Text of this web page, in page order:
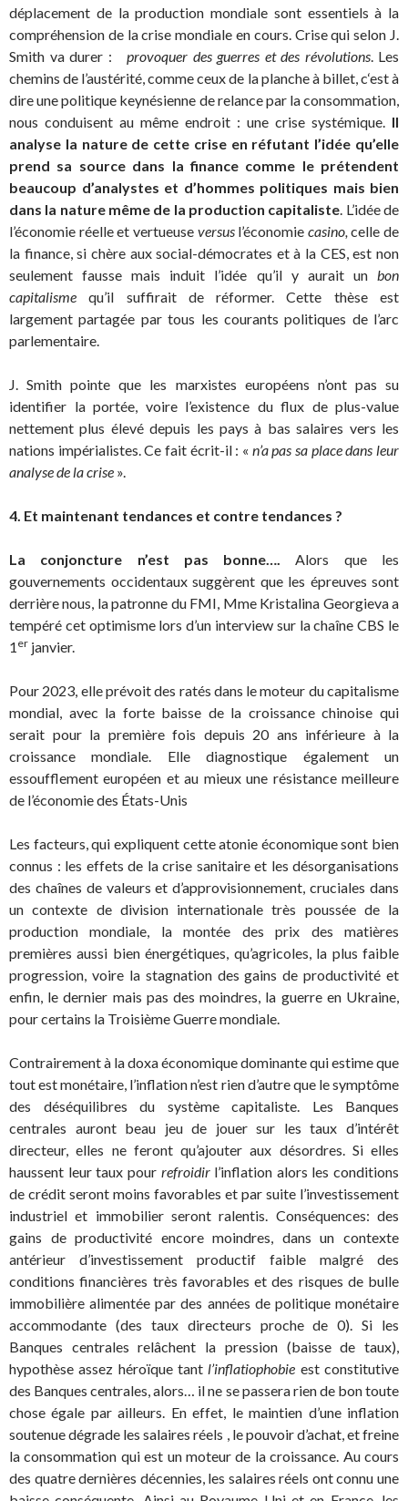
déplacement de la production mondiale sont essentiels à la
compréhension de la crise mondiale en cours. Crise qui selon J.
Smith va durer : provoquer des guerres et des révolutions. Les
chemins de l’austérité, comme ceux de la planche à billet, c‘est à
dire une politique keynésienne de relance par la consommation,
nous conduisent au même endroit : une crise systémique. Il
analyse la nature de cette crise en réfutant l’idée qu’elle
prend sa source dans la finance comme le prétendent
beaucoup d’analystes et d’hommes politiques mais bien
dans la nature même de la production capitaliste . L’idée de
l’économie réelle et vertueuse versusl’économie casino,celle de
la finance, si chère aux social-démocrates et à la CES, est non
seulement fausse mais induit l’idée qu’il y aurait un bon
capitalisme qu’il suffirait de réformer. Cette thèse est
largement partagée par tous les courants politiques de l’arc
parlementaire.
J. Smith pointe que les marxistes européens n’ont pas su
identifier la portée, voire l’existence du flux de plus-value
nettement plus élevé depuis les pays à bas salaires vers les
nations impérialistes. Ce fait écrit-il : « n’a pas sa place dans leur
analyse de la crise ».
4. Et maintenant tendances et contre tendances ?
La conjoncture n’est pas bonne…. Alors que les
gouvernements occidentaux suggèrent que les épreuves sont
derrière nous, la patronne du FMI, Mme Kristalina Georgieva a
tempéré cet optimisme lors d’un interview sur la chaîne CBS le
1 er janvier.
Pour 2023, elle prévoit des ratés dans le moteur du capitalisme
mondial, avec la forte baisse de la croissance chinoise qui
serait pour la première fois depuis 20 ans inférieure à la
croissance mondiale. Elle diagnostique également un
essoufflement européen et au mieux une résistance meilleure
de l’économie des États-Unis
Les facteurs, qui expliquent cette atonie économique sont bien
connus : les effets de la crise sanitaire et les désorganisations
des chaînes de valeurs et d’approvisionnement, cruciales dans
un contexte de division internationale très poussée de la
production mondiale, la montée des prix des matières
premières aussi bien énergétiques, qu’agricoles, la plus faible
progression, voire la stagnation des gains de productivité et
enfin, le dernier mais pas des moindres, la guerre en Ukraine,
pour certains la Troisième Guerre mondiale.
Contrairement à la doxa économique dominante qui estime que
tout est monétaire, l’inflation n’est rien d’autre que le symptôme
des déséquilibres du système capitaliste. Les Banques
centrales auront beau jeu de jouer sur les taux d’intérêt
directeur, elles ne feront qu’ajouter aux désordres. Si elles
haussent leur taux pour refroidir l’inflation alors les conditions
de crédit seront moins favorables et par suite l’investissement
industriel et immobilier seront ralentis. Conséquences: des
gains de productivité encore moindres, dans un contexte
antérieur d’investissement productif faible malgré des
conditions financières très favorables et des risques de bulle
immobilière alimentée par des années de politique monétaire
accommodante (des taux directeurs proche de 0). Si les
Banques centrales relâchent la pression (baisse de taux),
hypothèse assez héroïque tant l’inflatiophobie est constitutive
des Banques centrales, alors… il ne se passera rien de bon toute
chose égale par ailleurs. En effet, le maintien d’une inflation
soutenue dégrade les salaires réels , le pouvoir d’achat, et freine
la consommation qui est un moteur de la croissance. Au cours
des quatre dernières décennies, les salaires réels ont connu une